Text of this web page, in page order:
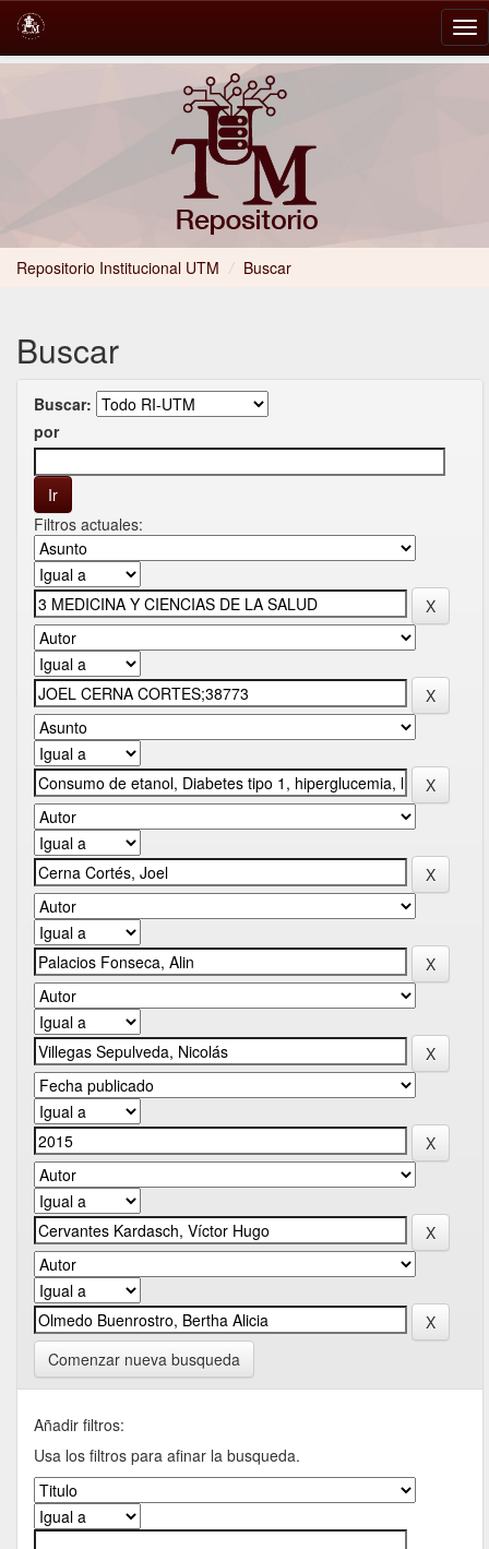
Repositorio Institucional UTM / Buscar
Buscar
Buscar:
por
Filtros actuales:
Comenzar nueva busqueda
Añadir filtros:
Usa los filtros para afinar la busqueda.